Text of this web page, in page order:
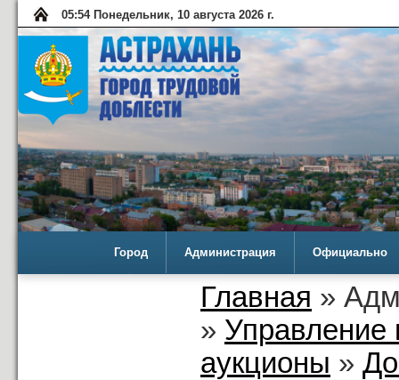
05:54 Понедельник, 10 августа 2026 г.
Город Администрация Официально
Главная »
» Управление
аукционы »